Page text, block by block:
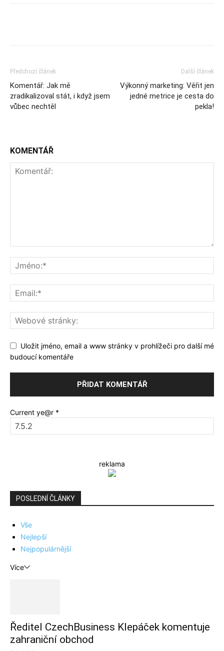
Předchozí článek
Komentář: Jak mě
zradikalizoval stát, i když jsem
vůbec nechtěl
Další článek
Výkonný marketing: Věřit jen
jedné metrice je cesta do
pekla!
KOMENTÁŘ
Uložit jméno, email a www stránky v prohlížeči pro další mé
budoucí komentáře
Current ye@r *
reklama
POSLEDNÍ ČLÁNKY
Vše
Nejlepší
Nejpopulárnější
Více
Ředitel CzechBusiness Klepáček komentuje
zahraniční obchod